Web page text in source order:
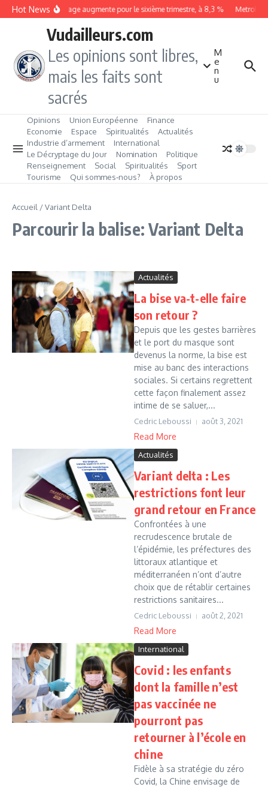
Aller au contenu
Hot NewsLe chômage augmente pour le sixième trimestre, à 8,3 % Metrobus
Vudailleurs.com
Les opinions sont libres,
mais les faits sont
sacrés
M
e
n
u
Opinions Union Européenne
Finance
Economie
Espace Spiritualités
Actualités
Industrie d’armement
International
Le Décryptage du Jour
Nomination
Politique
Renseignement
Social Spiritualités
Sport
Tourisme
Qui sommes‑nous? À propos
Accueil /Variant Delta
Parcourir la balise: Variant Delta
Actualités
La bise va-t-elle faire
son retour ?
Depuis que les gestes barrières
et le port du masque sont
devenus la norme, la bise est
mise au banc des interactions
sociales. Si certains regrettent
cette façon finalement assez
intime de se saluer,...
Cedric Leboussi août 3, 2021
Read More
Actualités
Variant delta : Les
restrictions font leur
grand retour en France
Confrontées à une
recrudescence brutale de
l’épidémie, les préfectures des
littoraux atlantique et
méditerranéen n’ont d’autre
choix que de rétablir certaines
restrictions sanitaires...
Cedric Leboussi août 2, 2021
Read More
International
Covid : les enfants
dont la famille n’est
pas vaccinée ne
pourront pas
retourner à l’école en
chine
Fidèle à sa stratégie du zéro
Covid, la Chine envisage de